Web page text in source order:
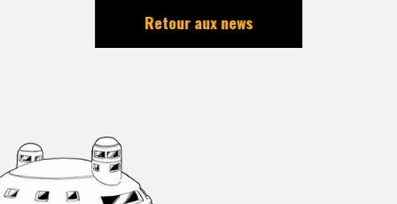
Retour aux news